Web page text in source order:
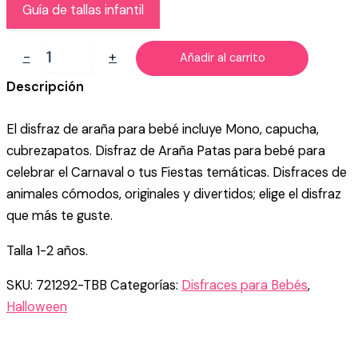
Guía de tallas infantil
-
DISFRAZ
ARAÑA
PARA
cantidad
+ Añadir al carrito
Descripción
El disfraz de araña para bebé incluye Mono, capucha,
cubrezapatos. Disfraz de Araña Patas para bebé para
celebrar el Carnaval o tus Fiestas temáticas. Disfraces de
animales cómodos, originales y divertidos; elige el disfraz
que más te guste.
Talla 1-2 años.
SKU: 721292-TBB Categorías: Disfraces para Bebés,
Halloween